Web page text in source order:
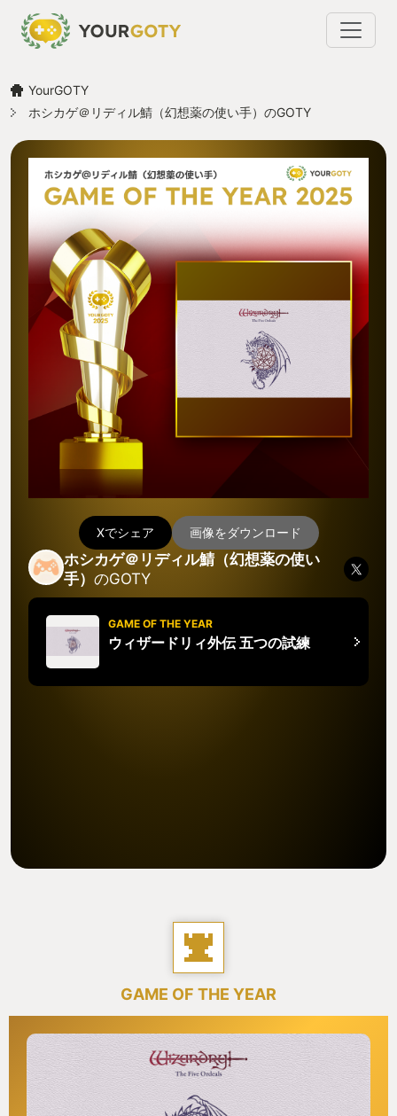
YourGOTY
ホシカゲ＠リディル鯖（幻想薬の使い手）のGOTY
Xでシェア 画像をダウンロード
ホシカゲ＠リディル鯖（幻想薬の使い
手） のGOTY
GAME OF THE YEAR
ウィザードリィ外伝 五つの試練
GAME OF THE YEAR